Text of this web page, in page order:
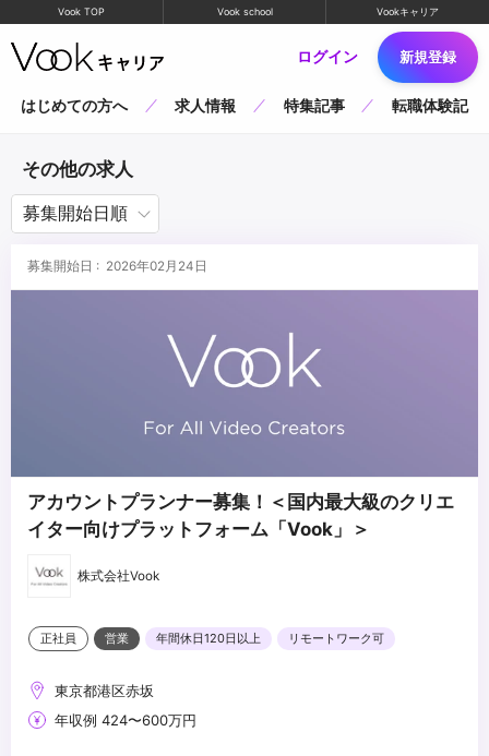
Vook TOP Vook school Vookキャリア
ログイン 新規登録
はじめての方へ 求人情報 特集記事 転職体験記
その他の求人
募集開始日 : 2026年02月24日
アカウントプランナー募集！＜国内最大級のクリエ
イター向けプラットフォーム「Vook」＞
株式会社Vook
正社員 営業 年間休日120日以上 リモートワーク可
東京都港区赤坂
年収例 424〜600万円